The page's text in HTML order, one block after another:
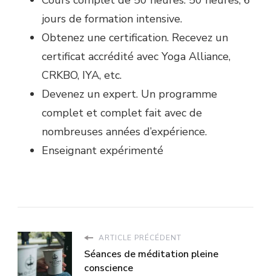
jours de formation intensive.
Obtenez une certification. Recevez un
certificat accrédité avec Yoga Alliance,
CRKBO, IYA, etc.
Devenez un expert. Un programme
complet et complet fait avec de
nombreuses années d’expérience.
Enseignant expérimenté
ARTICLE PRÉCÉDENT
Séances de méditation pleine
conscience